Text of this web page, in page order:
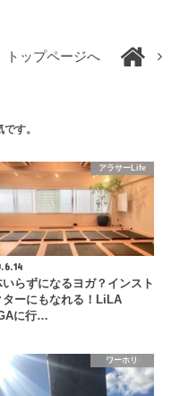
トップページへ
す。
アラサーLife
いらずになるヨガ？インスト
ターにもなれる！LiLA
に行…
ワーホリ